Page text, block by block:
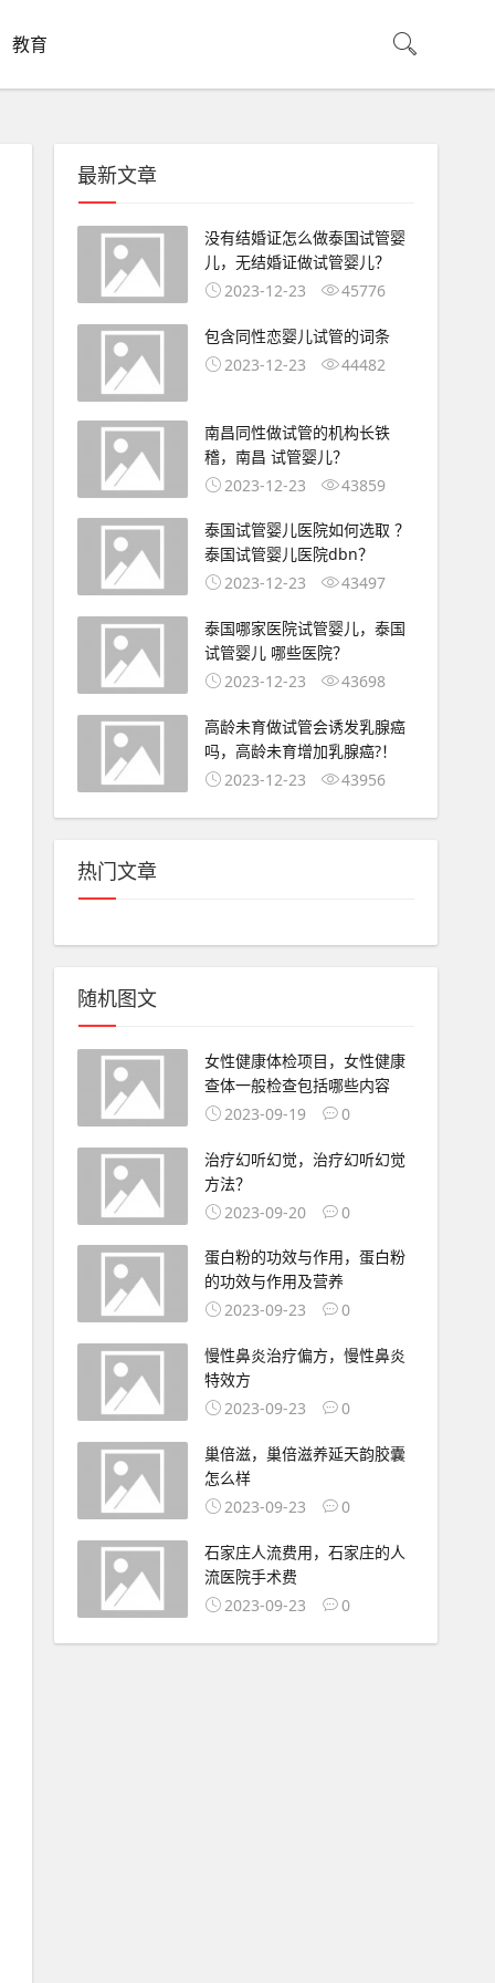
教育
最新文章
没有结婚证怎么做泰国试管婴
儿，无结婚证做试管婴儿？
2023-12-23
45776
包含同性恋婴儿试管的词条
2023-12-23
44482
南昌同性做试管的机构长铁
稽，南昌 试管婴儿？
2023-12-23
43859
泰国试管婴儿医院如何选取 ？
泰国试管婴儿医院dbn？
2023-12-23
43497
泰国哪家医院试管婴儿，泰国
试管婴儿 哪些医院？
2023-12-23
43698
高龄未育做试管会诱发乳腺癌
吗，高龄未育增加乳腺癌?！
2023-12-23
43956
热门文章
随机图文
女性健康体检项目，女性健康
查体一般检查包括哪些内容
2023-09-19
0
治疗幻听幻觉，治疗幻听幻觉
方法？
2023-09-20
0
蛋白粉的功效与作用，蛋白粉
的功效与作用及营养
2023-09-23
0
慢性鼻炎治疗偏方，慢性鼻炎
特效方
2023-09-23
0
巢倍滋，巢倍滋养延天韵胶囊
怎么样
2023-09-23
0
石家庄人流费用，石家庄的人
流医院手术费
2023-09-23
0